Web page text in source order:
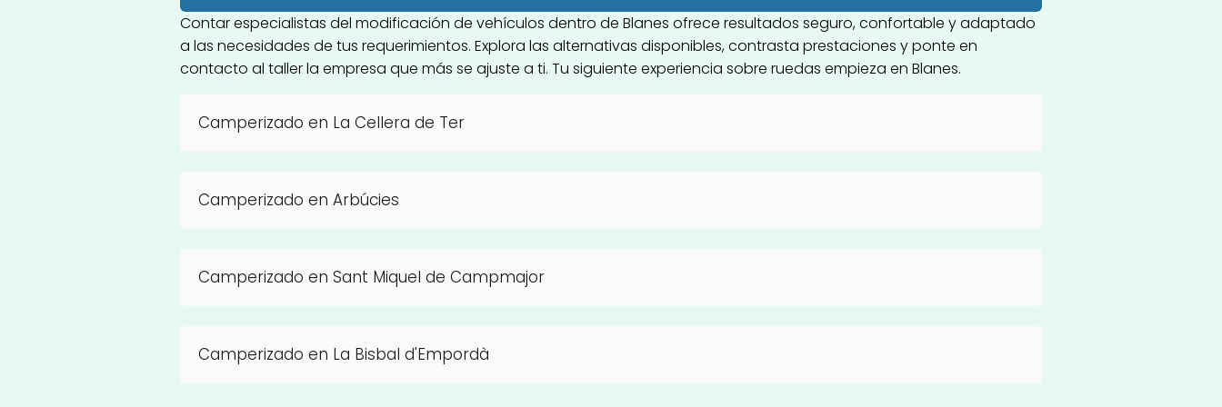
Contar especialistas del modificación de vehículos dentro de Blanes ofrece resultados seguro, confortable y adaptado
a las necesidades de tus requerimientos. Explora las alternativas disponibles, contrasta prestaciones y ponte en
contacto al taller la empresa que más se ajuste a ti. Tu siguiente experiencia sobre ruedas empieza en Blanes.
Camperizado en La Cellera de Ter
Camperizado en Arbúcies
Camperizado en Sant Miquel de Campmajor
Camperizado en La Bisbal d'Empordà